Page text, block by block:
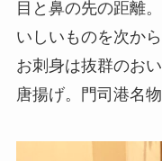
目と鼻の先の距離
いしいものを次か
お刺身は抜群のお
唐揚げ。門司港名